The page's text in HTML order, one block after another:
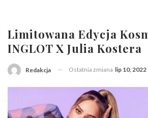
Limitowana Edycja
INGLOT X Julia Kostera
Redakcja Ostatnia zmiana lip 10, 2022